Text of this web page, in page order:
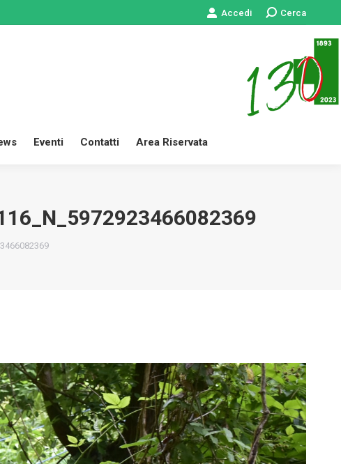
Accedi Cerca:Cerca
Eventi Contatti Area Riservata
Contatti Area Riservata